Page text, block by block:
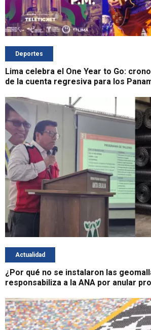
Deportes
Lima celebra el One Year to Go:
de la cuenta regresiva para los
Actualidad
¿Por qué no se instalaron las
responsabiliza a la ANA por anular